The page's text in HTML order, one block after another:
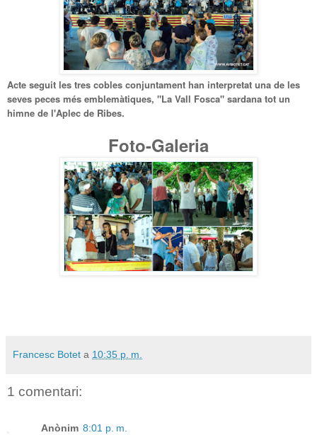
Acte seguit les tres cobles conjuntament han interpretat una de les
seves peces més emblemàtiques, "La Vall Fosca" sardana tot un
himne de l'Aplec de Ribes.
Foto-Galeria
Francesc Botet a 10:35 p. m.
1 comentari:
Anònim 8:01 p. m.